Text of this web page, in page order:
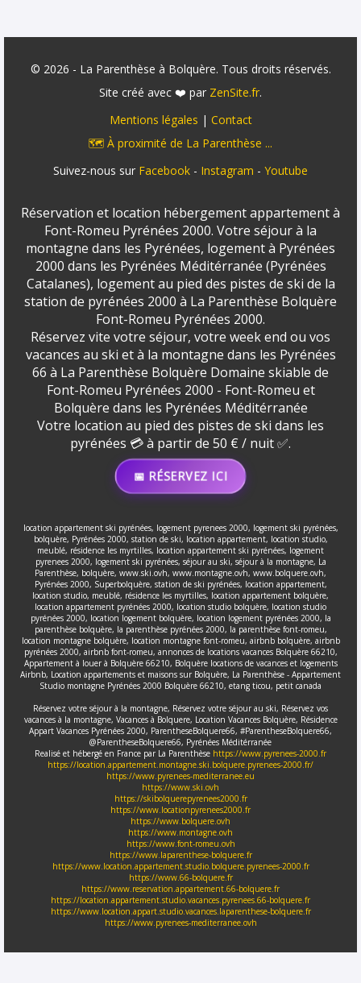
© 2026 - La Parenthèse à Bolquère. Tous droits réservés.
Site créé avec ❤️ par ZenSite.fr.
Mentions légales | Contact
🗺️ À proximité de La Parenthèse ...
Suivez-nous sur Facebook - Instagram - Youtube
Réservation et location hébergement appartement à
Font-Romeu Pyrénées 2000. Votre séjour à la
montagne dans les Pyrénées, logement à Pyrénées
2000 dans les Pyrénées Méditérranée (Pyrénées
Catalanes), logement au pied des pistes de ski de la
station de pyrénées 2000 à La Parenthèse Bolquère
Font-Romeu Pyrénées 2000.
Réservez vite votre séjour, votre week end ou vos
vacances au ski et à la montagne dans les Pyrénées
66 à La Parenthèse Bolquère Domaine skiable de
Font-Romeu Pyrénées 2000 - Font-Romeu et
Bolquère dans les Pyrénées Méditérranée
Votre location au pied des pistes de ski dans les
pyrénées 💳 à partir de 50 € / nuit ✅.
📅 RÉSERVEZ ICI
location appartement ski pyrénées, logement pyrenees 2000, logement ski pyrénées,
bolquère, Pyrénées 2000, station de ski, location appartement, location studio,
meublé, résidence les myrtilles, location appartement ski pyrénées, logement
pyrenees 2000, logement ski pyrénées, séjour au ski, séjour à la montagne, La
Parenthèse, bolquère, www.ski.ovh, www.montagne.ovh, www.bolquere.ovh,
Pyrénées 2000, Superbolquère, station de ski pyrénées, location appartement,
location studio, meublé, résidence les myrtilles, location appartement bolquère,
location appartement pyrénées 2000, location studio bolquère, location studio
pyrénées 2000, location logement bolquère, location logement pyrénées 2000, la
parenthèse bolquère, la parenthèse pyrénées 2000, la parenthèse font-romeu,
location montagne bolquère, location montagne font-romeu, airbnb bolquère, airbnb
pyrénées 2000, airbnb font-romeu, annonces de locations vacances Bolquère 66210,
Appartement à louer à Bolquère 66210, Bolquère locations de vacances et logements
Airbnb, Location appartements et maisons sur Bolquère, La Parenthèse - Appartement
Studio montagne Pyrénées 2000 Bolquère 66210, etang ticou, petit canada
Réservez votre séjour à la montagne, Réservez votre séjour au ski, Réservez vos
vacances à la montagne, Vacances à Bolquere, Location Vacances Bolquère, Résidence
Appart Vacances Pyrénées 2000, ParentheseBolquere66, #ParentheseBolquere66,
@ParentheseBolquere66, Pyrénées Méditérranée
Realisé et hébergé en France par La Parenthèse https://www.pyrenees-2000.fr
https://location.appartement.montagne.ski.bolquere.pyrenees-2000.fr/
https://www.pyrenees-mediterranee.eu
https://www.ski.ovh
https://skibolquerepyrenees2000.fr
https://www.locationpyrenees2000.fr
https://www.bolquere.ovh
https://www.montagne.ovh
https://www.font-romeu.ovh
https://www.laparenthese-bolquere.fr
https://www.location.appartement.studio.bolquere.pyrenees-2000.fr
https://www.66-bolquere.fr
https://www.reservation.appartement.66-bolquere.fr
https://location.appartement.studio.vacances.pyrenees.66-bolquere.fr
https://www.location.appart.studio.vacances.laparenthese-bolquere.fr
https://www.pyrenees-mediterranee.ovh